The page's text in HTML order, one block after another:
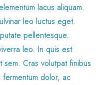
lacus aliquam.
leo luctus eget.
pellentesque.
leo. In quis est
Cras volutpat finibus
dolor, ac